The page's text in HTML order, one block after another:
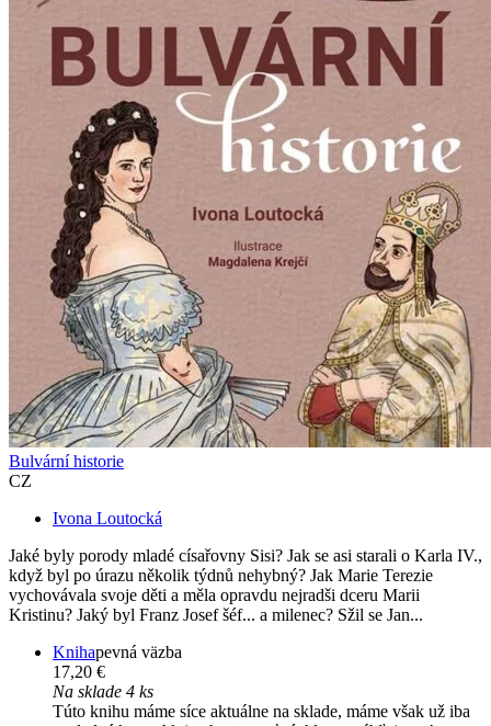
Bulvární historie
CZ
Ivona Loutocká
Jaké byly porody mladé císařovny Sisi? Jak se asi starali o Karla IV.,
když byl po úrazu několik týdnů nehybný? Jak Marie Terezie
vychovávala svoje děti a měla opravdu nejradši dceru Marii
Kristinu? Jaký byl Franz Josef šéf... a milenec? Sžil se Jan...
Knihapevná väzba
17,20 €
Na sklade 4 ks
Túto knihu máme síce aktuálne na sklade, máme však už iba